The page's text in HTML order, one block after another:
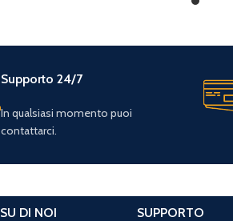
Supporto 24/7
In qualsiasi momento puoi
contattarci.
SU DI NOI SUPPORTO